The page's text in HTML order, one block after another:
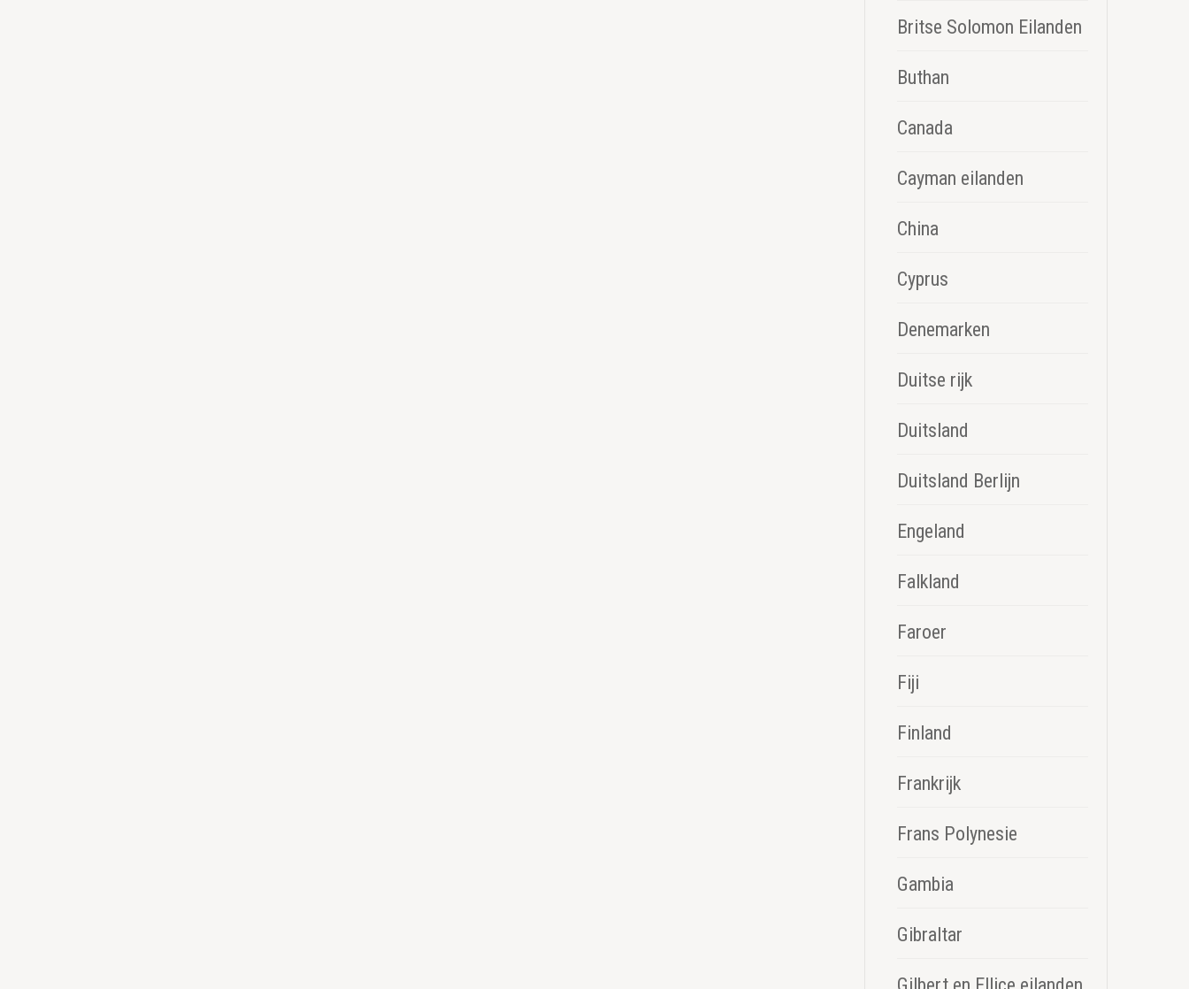
Britse Solomon Eilanden
Buthan
Canada
Cayman eilanden
China
Cyprus
Denemarken
Duitse rijk
Duitsland
Duitsland Berlijn
Engeland
Falkland
Faroer
Fiji
Finland
Frankrijk
Frans Polynesie
Gambia
Gibraltar